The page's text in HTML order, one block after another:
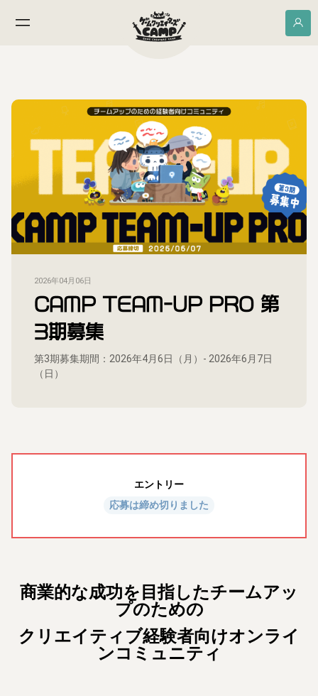
2026年04月06日
CAMP TEAM-UP PRO 第
3期募集
第3期募集期間：2026年4月6日（月）- 2026年6月7日
（日）
エントリー
応募は締め切りました
商業的な成功を目指したチームアッ
プのための
クリエイティブ経験者向けオンライ
ンコミュニティ